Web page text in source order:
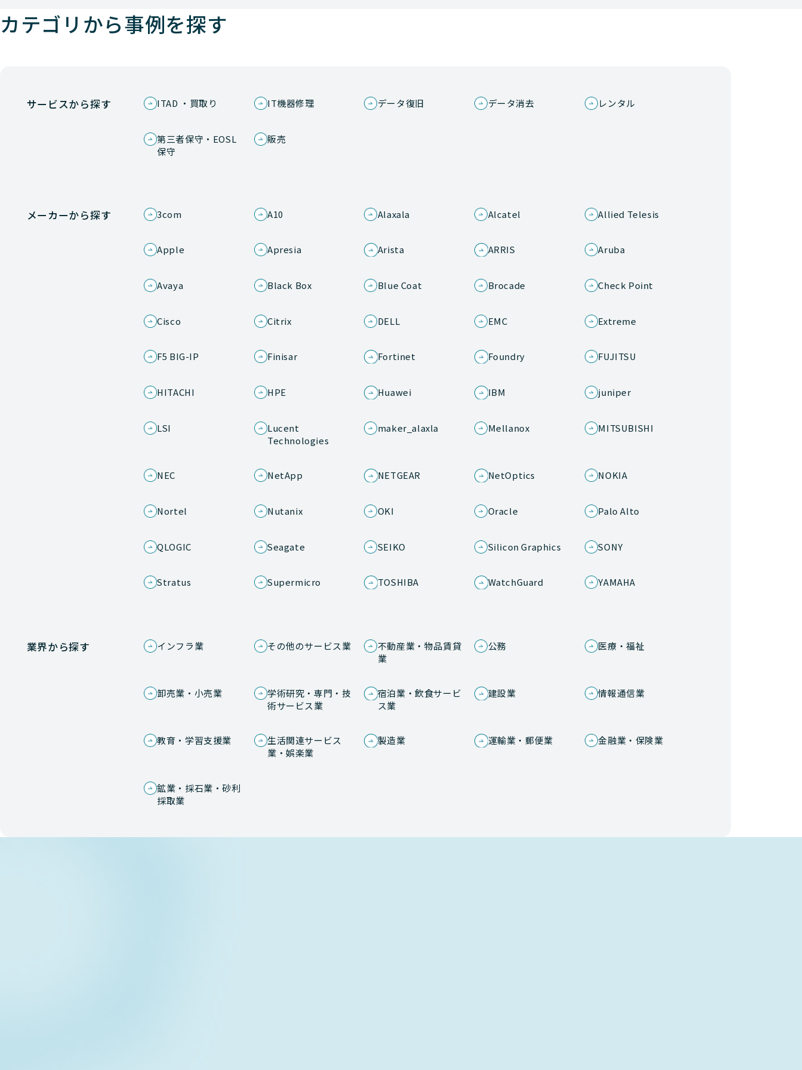
カテゴリから事例を探す
サービスから探す ITAD ・買取り IT機器修理 データ復旧 データ消去 レンタル
第三者保守・EOSL
保守
販売
メーカーから探す 3com A10 Alaxala Alcatel Allied Telesis
Apple Apresia Arista ARRIS Aruba
Avaya Black Box Blue Coat Brocade Check Point
Cisco Citrix DELL EMC Extreme
F5 BIG-IP Finisar Fortinet Foundry FUJITSU
HITACHI HPE Huawei IBM juniper
LSI
Lucent
Technologies
maker_alaxla Mellanox MITSUBISHI
NEC NetApp NETGEAR NetOptics NOKIA
Nortel Nutanix OKI Oracle Palo Alto
QLOGIC Seagate SEIKO Silicon Graphics SONY
Stratus Supermicro TOSHIBA WatchGuard YAMAHA
業界から探す インフラ業 その他のサービス業
不動産業・物品賃貸
業
公務 医療・福祉
卸売業・小売業
学術研究・専門・技
術サービス業
宿泊業・飲食サービ
ス業
建設業 情報通信業
教育・学習支援業
生活関連サービス
業・娯楽業
製造業 運輸業・郵便業 金融業・保険業
鉱業・採石業・砂利
採取業